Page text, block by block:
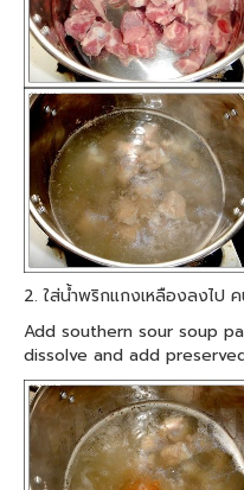
2. ใส่น้ำพริกแกงเหลืองลงไป
Add southern sour soup
dissolve and add